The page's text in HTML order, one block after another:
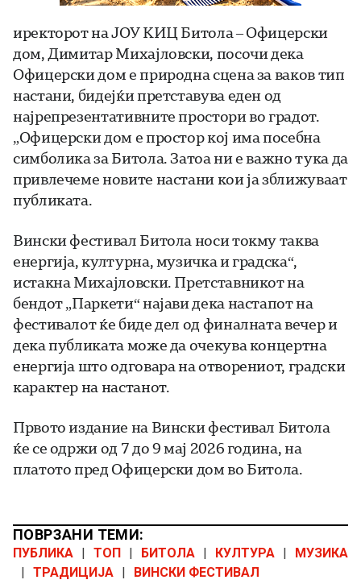
иректорот на ЈОУ КИЦ Битола – Офицерски
дом, Димитар Михајловски, посочи дека
Офицерски дом е природна сцена за ваков тип
настани, бидејќи претставува еден од
најрепрезентативните простори во градот.
„Офицерски дом е простор кој има посебна
симболика за Битола. Затоа ни е важно тука да
привлечеме новите настани кои ја зближуваат
публиката.
Вински фестивал Битола носи токму таква
енергија, културна, музичка и градска“,
истакна Михајловски. Претставникот на
бендот „Паркети“ најави дека настапот на
фестивалот ќе биде дел од финалната вечер и
дека публиката може да очекува концертна
енергија што одговара на отворениот, градски
карактер на настанот.
Првото издание на Вински фестивал Битола
ќе се одржи од 7 до 9 мај 2026 година, на
платото пред Офицерски дом во Битола.
ПОВРЗАНИ ТЕМИ:
ПУБЛИКА | ТОП | БИТОЛА | КУЛТУРА |
МУЗИКА
| ТРАДИЦИЈА | ВИНСКИ ФЕСТИВАЛ